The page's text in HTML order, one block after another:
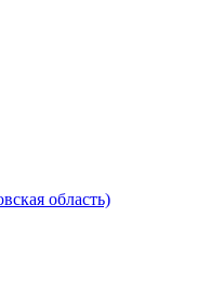
область)